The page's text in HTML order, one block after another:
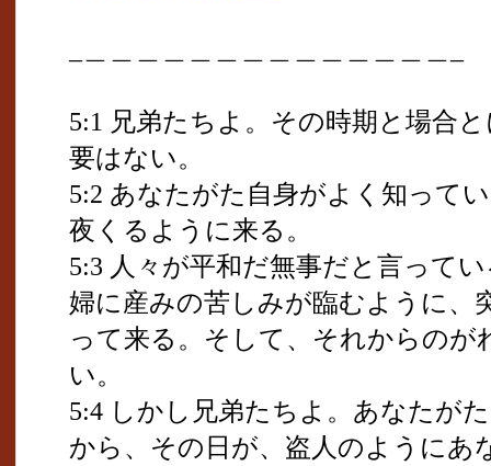
5:1 兄弟たちよ。その時期と場合
要はない。
5:2 あなたがた自身がよく知って
夜くるように来る。
5:3 人々が平和だ無事だと言って
婦に産みの苦しみが臨むように、
って来る。そして、それからの
い。
5:4 しかし兄弟たちよ。あなたが
から、その日が、盗人のようにあ